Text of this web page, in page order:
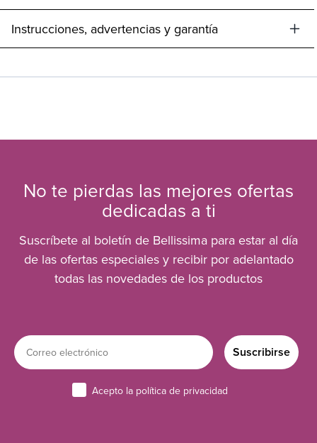
Instrucciones, advertencias y garantía
No te pierdas las mejores ofertas
dedicadas a ti
Suscríbete al boletín de Bellissima para estar al día
de las ofertas especiales y recibir por adelantado
todas las novedades de los productos
Email
Suscribirse
PrivacyAcepto la política de privacidad